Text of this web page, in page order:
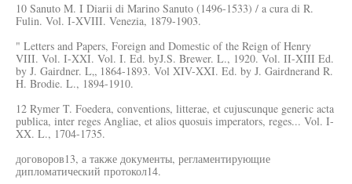
10 Sanuto M. I Diarii di Marino Sanuto (1496-1533) / a cura di R.
Fulin. Vol. I-XVIII. Venezia, 1879-1903.
" Letters and Papers, Foreign and Domestic of the Reign of Henry
VIII. Vol. I-XXI. Vol. I. Ed. byJ.S. Brewer. L., 1920. Vol. II-XIII Ed.
by J. Gairdner. L„ 1864-1893. Vol XIV-XXI. Ed. by J. Gairdnerand R.
H. Brodie. L., 1894-1910.
12 Rymer T. Foedera, conventions, litterae, et cujuscunque generic acta
publica, inter reges Angliae, et alios quosuis imperators, reges... Vol. I-
XX. L., 1704-1735.
договоров13, а также документы, регламентирующие
дипломатический протокол14.